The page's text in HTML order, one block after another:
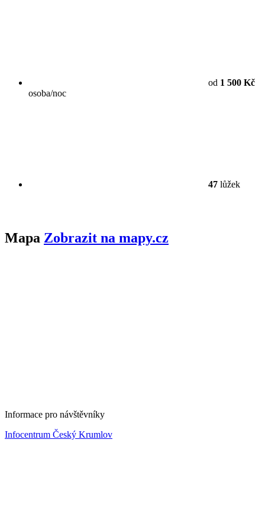
od 1 500 Kč
osoba/noc
47 lůžek
Mapa Zobrazit na mapy.cz
Informace pro návštěvníky
Infocentrum Český Krumlov